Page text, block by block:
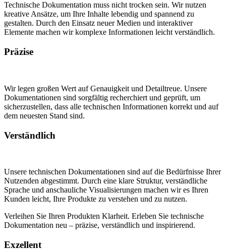
Technische Dokumentation muss nicht trocken sein. Wir nutzen
kreative Ansätze, um Ihre Inhalte lebendig und spannend zu
gestalten. Durch den Einsatz neuer Medien und interaktiver
Elemente machen wir komplexe Informationen leicht verständlich.
Präzise
Wir legen großen Wert auf Genauigkeit und Detailtreue. Unsere
Dokumentationen sind sorgfältig recherchiert und geprüft, um
sicherzustellen, dass alle technischen Informationen korrekt und auf
dem neuesten Stand sind.
Verständlich
Unsere technischen Dokumentationen sind auf die Bedürfnisse Ihrer
Nutzenden abgestimmt. Durch eine klare Struktur, verständliche
Sprache und anschauliche Visualisierungen machen wir es Ihren
Kunden leicht, Ihre Produkte zu verstehen und zu nutzen.
Verleihen Sie Ihren Produkten Klarheit. Erleben Sie technische
Dokumentation neu – präzise, verständlich und inspirierend.
Exzellent